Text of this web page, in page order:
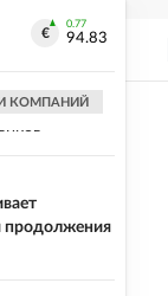
0.77
94.83
КОМПАНИЙ
Польшей
продолжения